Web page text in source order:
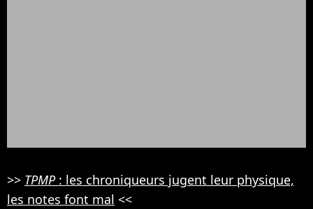
>> TPMP: les chroniqueurs jugent leur physique,
les notes font mal <<